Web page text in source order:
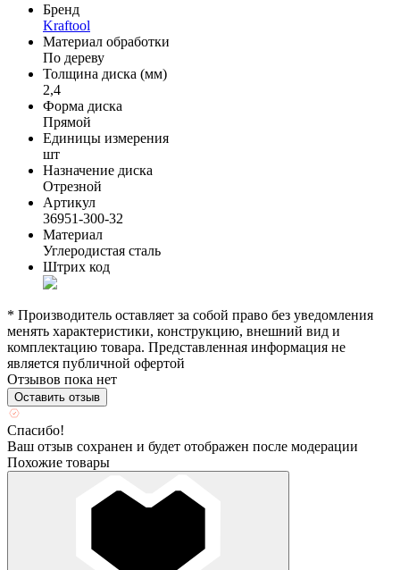
Бренд
Kraftool
Материал обработки
По дереву
Толщина диска (мм)
2,4
Форма диска
Прямой
Единицы измерения
шт
Назначение диска
Отрезной
Артикул
36951-300-32
Материал
Углеродистая сталь
Штрих код
* Производитель оставляет за собой право без уведомления
менять характеристики, конструкцию, внешний вид и
комплектацию товара. Представленная информация не
является публичной офертой
Отзывов пока нет
Оставить отзыв
Спасибо!
Ваш отзыв сохранен и будет отображен после модерации
Похожие товары